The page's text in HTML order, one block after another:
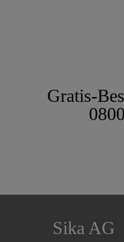
Gratis-
Sika AG